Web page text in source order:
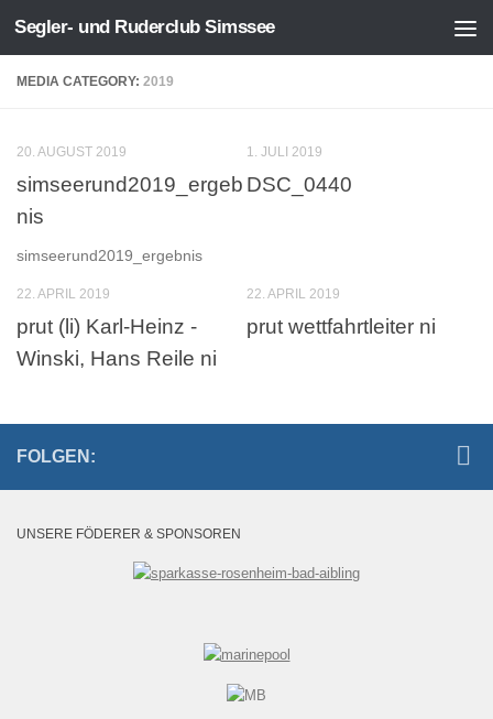
Zum Inhalt springen
Segler- und Ruderclub Simssee
MEDIA CATEGORY: 2019
20. AUGUST 2019
simseerund2019_ergeb
nis
simseerund2019_ergebnis
1. JULI 2019
DSC_0440
22. APRIL 2019
prut (li) Karl-Heinz -
Winski, Hans Reile ni
22. APRIL 2019
prut wettfahrtleiter ni
FOLGEN:
UNSERE FÖDERER & SPONSOREN